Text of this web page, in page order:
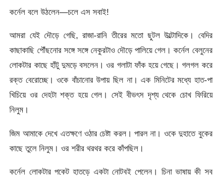
কর্নেল বলে উঠলেন—চলে এস সবাই!
আমরা যেই দৌড়ে গেছি, রাজা-রানি তীরের মতো ছুটল উল্টোদিকে। বেদির
কাছাকাছি পৌঁছনোর সঙ্গে সঙ্গে নেকুরটাও দৌড়ে পালিয়ে গেল। কর্নেল বেলুনের
লোকটার কাছে হাঁটু দুমড়ে বসলেন। ওর গলাটা ফাঁক হয়ে গেছে। গলগল করে
রক্ত বেরোচ্ছে। ওকে বাঁচানোর উপায় ছিল না। এক মিনিটের মধ্যে হাত-পা
খিচিয়ে ওর দেহটা শক্ত হয়ে গেল। সেই বীভৎস দৃশ্য থেকে চোখ ফিরিয়ে
নিলুম।
জিম আমাকে দেখে এতক্ষণে ওঠার চেষ্টা করল। পারল না। ওকে দুহাতে বুকের
কাছে তুলে নিলুম। ওর শরীর থরথর করে কাঁপছিল।
কর্নেল লোকটার পকেট হাতড়ে একটা নোটবই পেলেন। চিনা ভাষায় কী সব